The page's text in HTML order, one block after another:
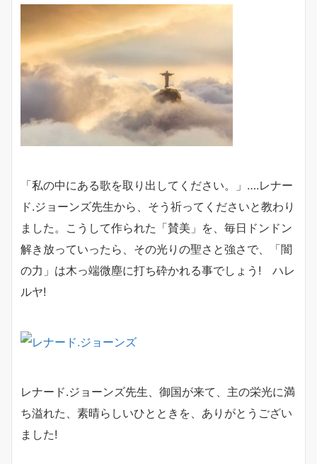
「私の中にある歌を取り出してください。」….レナー
ド.ジョーンズ先生から、そう祈ってくださいと教わり
ました。こうして作られた「賛美」を、毎日ドンドン
解き放っていったら、その光りの聖さと強さで、「闇
の力」は木っ端微塵に打ち砕かれる事でしょう! ハレ
ルヤ!
レナード.ジョーンズ先生、御国が来て、主の栄光に満
ち溢れた、素晴らしいひとときを、ありがとうござい
ました!